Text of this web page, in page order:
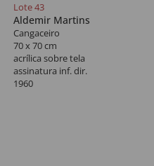
Lote 43
Aldemir Martins
Cangaceiro
70 x 70 cm
acrílica sobre tela
assinatura inf. dir.
1960